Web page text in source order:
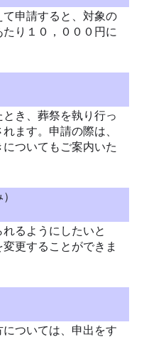
申請すると、対象の
り１０，０００円に
き、葬祭を執り行っ
ます。申請の際は、
ついてもご案内いた
るようにしたいと
更することができま
ついては、申出をす